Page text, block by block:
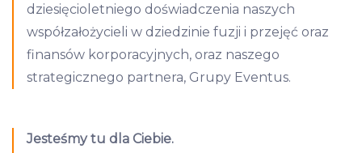
dziesięcioletniego doświadczenia naszych
współzałożycieli w dziedzinie fuzji i przejęć oraz
finansów korporacyjnych, oraz naszego
strategicznego partnera, Grupy Eventus.
Jesteśmy tu dla Ciebie.